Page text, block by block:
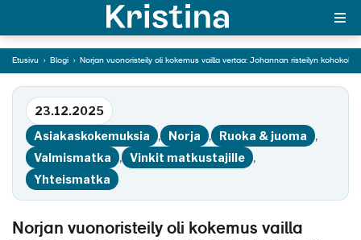
MAJAKKA-portaali
Suosikit
OTA YHTEYTTÄ
Johannan risteilyn
kohokohta oli Lofootit
Siirry tekstiin
Etusivu › Blogi › Norjan vuonoristeily oli kokemus vailla vertaa: Johannan risteilyn
23.12.2025
Asiakaskokemuksia
, Norja , Ruoka & juoma
,
Valmismatka
, Vinkit matkustajille
,
Yhteismatka
Norjan vuonoristeily oli kokemus vailla